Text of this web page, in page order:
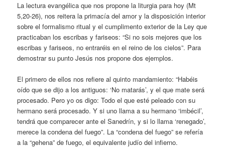
La lectura evangélica que nos propone la liturgia para hoy (Mt
5,20-26), nos reitera la primacía del amor y la disposición interior
sobre el formalismo ritual y el cumplimento exterior de la Ley que
practicaban los escribas y fariseos: “Si no sois mejores que los
escribas y fariseos, no entraréis en el reino de los cielos”. Para
demostrar su punto Jesús nos propone dos ejemplos.
El primero de ellos nos refiere al quinto mandamiento: “Habéis
oído que se dijo a los antiguos: ‘No matarás’, y el que mate será
procesado. Pero yo os digo: Todo el que esté peleado con su
hermano será procesado. Y si uno llama a su hermano ‘imbécil’,
tendrá que comparecer ante el Sanedrín, y si lo llama ‘renegado’,
merece la condena del fuego”. La “condena del fuego” se refería
a la “gehena” de fuego, el equivalente judío del infierno.